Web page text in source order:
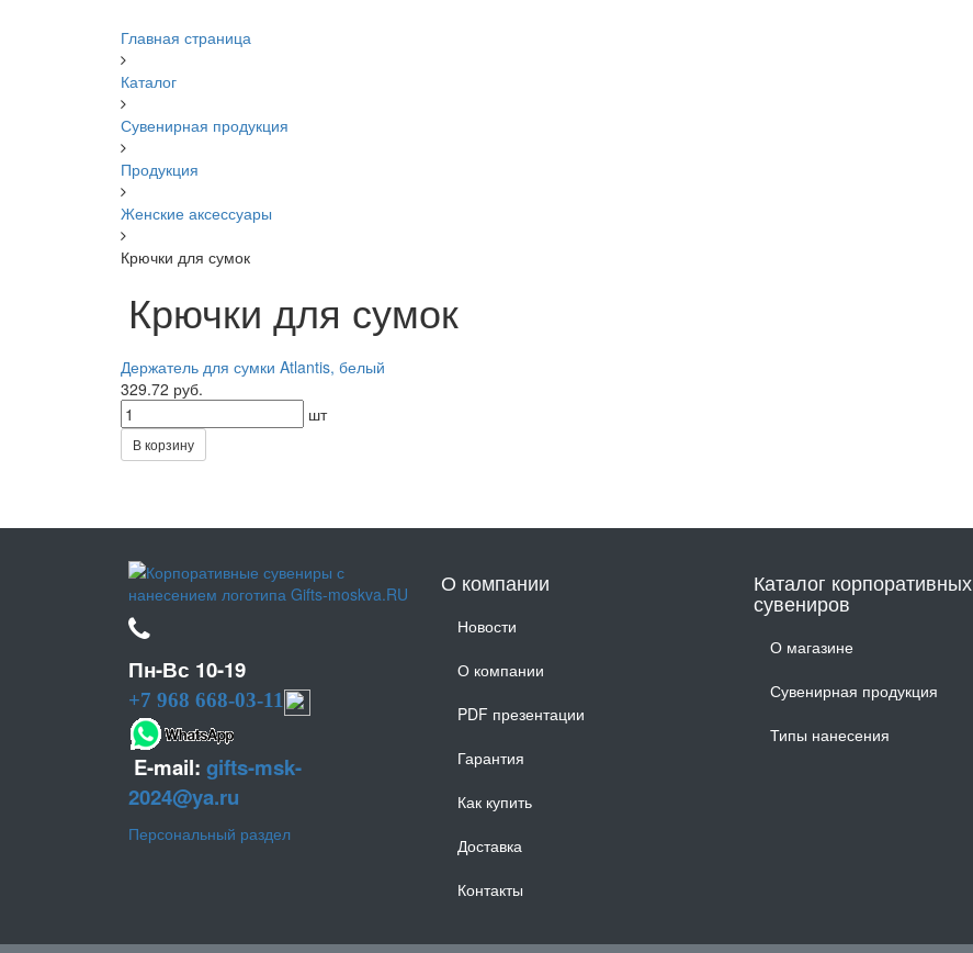
Главная страница
Каталог
Сувенирная продукция
Продукция
Женские аксессуары
Крючки для сумок
Крючки для сумок
Держатель для сумки Atlantis, белый
329.72 руб.
шт
В корзину
О компании
Новости
О компании
PDF презентации
Гарантия
Как купить
Доставка
Контакты
Каталог корпоративных
сувениров
О магазине
Сувенирная продукция
Типы нанесения
Пн-Вс 10-19
+7 968 668-03-11
E-mail: gifts-msk-
2024@ya.ru
Персональный раздел